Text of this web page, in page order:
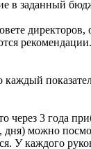
в заданный
каждый
3 года
можно
У каждого